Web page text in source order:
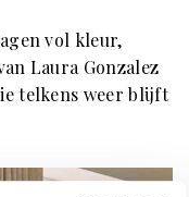
vol kleur,
Laura Gonzalez
telkens weer blijft